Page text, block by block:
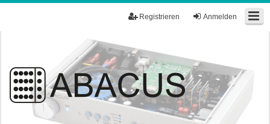
Anmelden
Registrieren